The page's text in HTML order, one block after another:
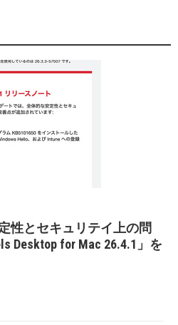
性とセキュリテイ上の問
Desktop for Mac 26.4.1」を